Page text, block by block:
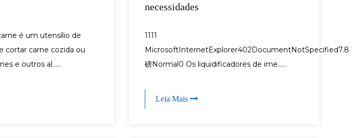
é um utensílio de
cortar carne cozida ou
e outros al......
necessidades
1111
MicrosoftInternetExplorer402DocumentNotSpecified7.8
磅Normal0 Os liquidificadores de ime......
Leia Mais